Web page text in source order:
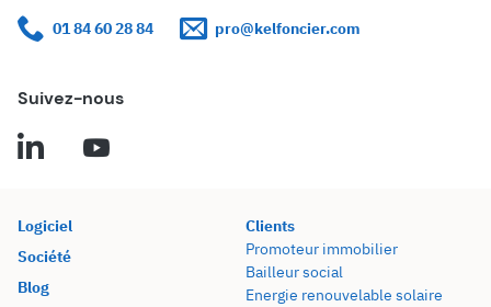
01 84 60 28 84 pro@kelfoncier.com
Suivez-nous
Logiciel
Société
Blog
Clients
Promoteur immobilier
Bailleur social
Energie renouvelable solaire